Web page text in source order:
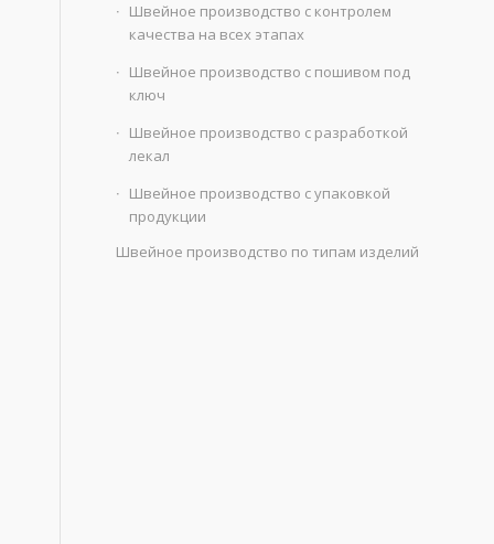
Швейное производство с контролем
качества на всех этапах
Швейное производство с пошивом под
ключ
Швейное производство с разработкой
лекал
Швейное производство с упаковкой
продукции
Швейное производство по типам изделий